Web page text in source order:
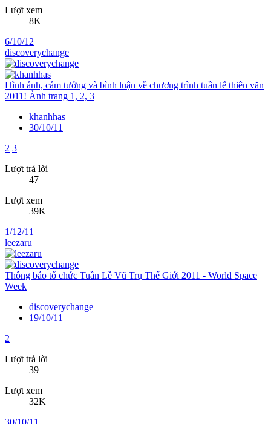
Lượt xem
8K
6/10/12
discoverychange
Hình ảnh, cảm tưởng và bình luận về chương trình tuần lễ thiên văn
2011! Ảnh trang 1, 2, 3
khanhhas
30/10/11
2 3
Lượt trả lời
47
Lượt xem
39K
1/12/11
leezaru
Thông báo tổ chức Tuần Lễ Vũ Trụ Thế Giới 2011 - World Space
Week
discoverychange
19/10/11
2
Lượt trả lời
39
Lượt xem
32K
30/10/11